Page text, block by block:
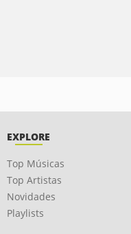
EXPLORE
Top Músicas
Top Artistas
Novidades
Playlists